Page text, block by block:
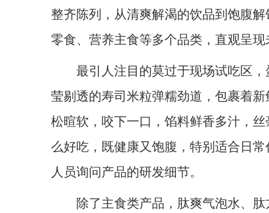
整齐陈列，从清爽解渴的饮品到饱腹
零食、营养主食等多个品类，直观呈
最引人注目的莫过于现场试吃区
莹剔透的寿司米粒弹糯劲道，包裹着
松暄软，咬下一口，馅料鲜香多汁，
么好吃，既健康又饱腹，特别适合日
人员询问产品的研发细节。
除了主食类产品，肽爽气泡水、